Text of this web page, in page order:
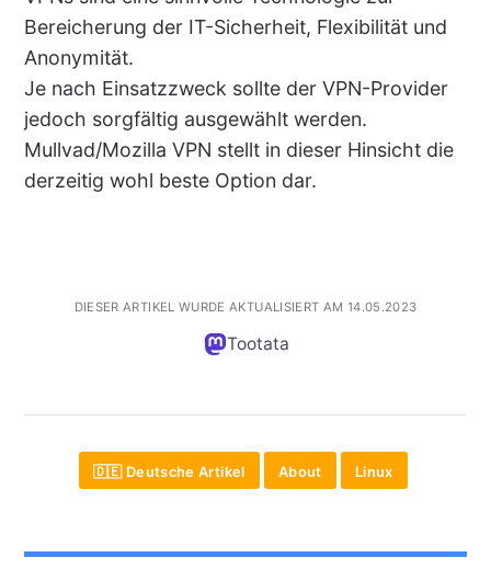
Bereicherung der IT-Sicherheit, Flexibilität und
Anonymität.
Je nach Einsatzzweck sollte der VPN-Provider
jedoch sorgfältig ausgewählt werden.
Mullvad/Mozilla VPN stellt in dieser Hinsicht die
derzeitig wohl beste Option dar.
DIESER ARTIKEL WURDE AKTUALISIERT AM 14.05.2023
Tootata
🇩🇪 Deutsche Artikel About Linux